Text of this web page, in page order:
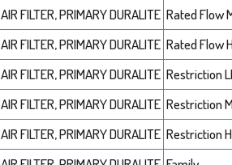
AIR FILTER, PRIMARY DURALITE Rated Flow
AIR FILTER, PRIMARY DURALITE Rated Flow
AIR FILTER, PRIMARY DURALITE Restriction
AIR FILTER, PRIMARY DURALITE Restriction
AIR FILTER, PRIMARY DURALITE Restriction